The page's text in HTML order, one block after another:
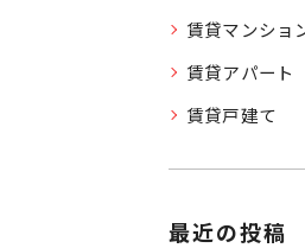
賃貸マンショ
賃貸アパート
賃貸戸建て
最近の投稿